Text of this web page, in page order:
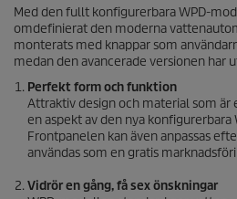
Med den fullt konfigurerbara WPD-
omdefinierat den moderna
monterats med knappar som
medan den avancerade versionen har
Perfekt form och funktion
Attraktiv design och material som är
en aspekt av den nya
Frontpanelen kan även anpassas
användas som en gratis
Vidrör en gång, få sex önskningar